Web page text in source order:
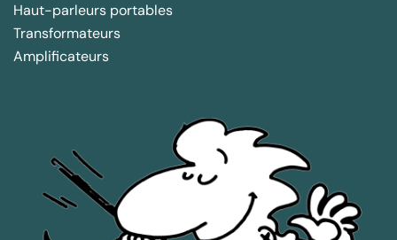
Haut-parleurs portables
Transformateurs
Amplificateurs